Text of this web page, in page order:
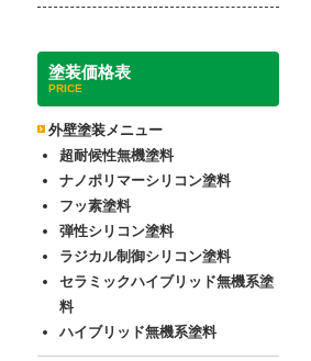
塗装価格表
PRICE
外壁塗装メニュー
超耐候性無機塗料
ナノポリマーシリコン塗料
フッ素塗料
弾性シリコン塗料
ラジカル制御シリコン塗料
セラミックハイブリッド無機系塗
料
ハイブリッド無機系塗料